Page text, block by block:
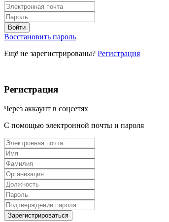
Восстановить пароль
Ещё не зарегистрированы? Регистрация
Регистрация
Через аккаунт в соцсетях
С помощью электронной почты и пароля